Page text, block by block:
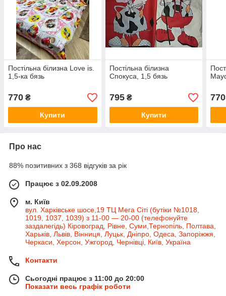
Постільна білизна Love is.
1,5-ка бязь
770 ₴
Купити
Постільна білизна
Спокуса, 1,5 бязь
795₴
Купити
770
Про нас
88% позитивних з 368 відгуків за рік
Працює з 02.09.2008
м. Київ
вул. Харківське шосе,19 ТЦ Мега Сіті (бутіки №1018,
1019, 1037, 1039) з 11-00 — 20-00 (телефонуйте
заздалегідь) Кіровоград, Рівне, Суми,Тернопіль, Полтава,
Харьків, Львів, Вінниця, Луцьк, Дніпро, Одеса, Запоріжжя,
Черкаси, Херсон, Ужгород, Чернівці, Київ, Україна
Контакти
Сьогодні працює з 11:00 до 20:00
Показати весь графік роботи